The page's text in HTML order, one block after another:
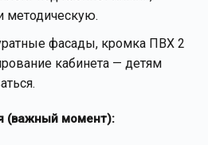
методическую.
фасады, кромка ПВХ 2
кабинета — детям
(важный момент):